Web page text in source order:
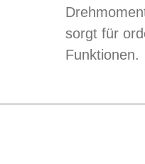
sorgt für
Funktionen.